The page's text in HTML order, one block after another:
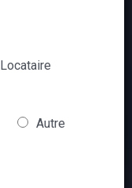
Locataire
Autre